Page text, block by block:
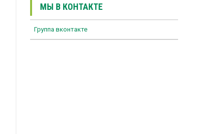
МЫ В КОНТАКТЕ
Группа вконтакте